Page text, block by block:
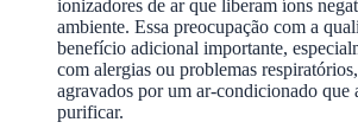
ionizadores de ar que liberam íons
ambiente. Essa preocupação com a
benefício adicional importante,
com alergias ou problemas
agravados por um ar-condicionado que
purificar.